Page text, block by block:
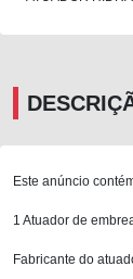
Este anúncio
1 Atuador de
Fabricante do